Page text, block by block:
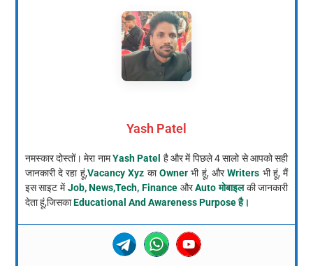
Yash Patel
नमस्कार दोस्तों। मेरा नामYash Patel है और में पिछले 4 सालो से आपको सही
जानकारी दे रहा हूं,Vacancy Xyz काOwnerभी हूं, औरWriters भी हूं, मैं
इस साइट मेंJob, News,Tech, Finance औरAuto मोबाइलकी जानकारी
देता हूं,जिसकाEducational And Awareness Purpose है।